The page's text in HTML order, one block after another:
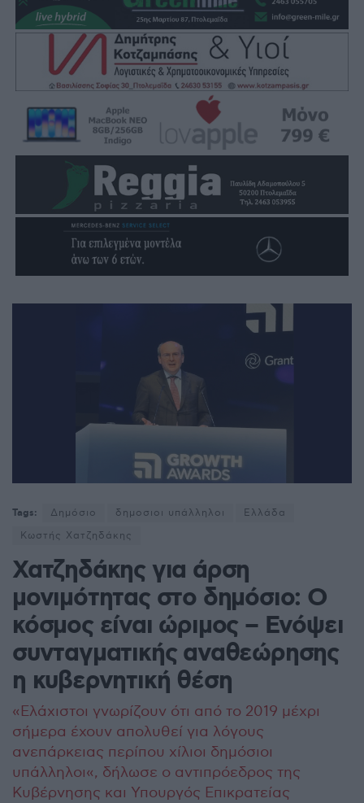
Tags: Δημόσιο δημοσιοι υπάλληλοι
Ελλάδα
Κωστής Χατζηδάκης
Χατζηδάκης για άρση
μονιμότητας στο δημόσιο: Ο
κόσμος είναι ώριμος – Ενόψει
συνταγματικής αναθεώρησης
η κυβερνητική θέση
«Ελάχιστοι γνωρίζουν ότι από το 2019 μέχρι
σήμερα έχουν απολυθεί για λόγους
ανεπάρκειας περίπου χίλιοι δημόσιοι
υπάλληλοι«, δήλωσε ο αντιπρόεδρος της
Κυβέρνησης και Υπουργός Επικρατείας